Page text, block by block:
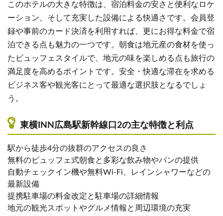
このホテルの大きな特徴は、宿泊料金の安さと便利なロケ
ーション、そして充実した設備による快適さです。会員登
録や事前のカード決済を利用すれば、更にお得な料金で宿
泊できる点も魅力の一つです。朝食は地元産の食材を使っ
たビュッフェスタイルで、地元の味を楽しめる点も旅行の
満足度を高めるポイントです。安全・快適な滞在を求める
ビジネス客や観光客にとって最適な選択肢となるでしょ
う。
東横INN広島駅新幹線口2の主な特徴と利点
駅から徒歩4分の抜群のアクセスの良さ
無料のビュッフェ式朝食と多彩な飲み物やパンの提供
自動チェックイン機や無料Wi-Fi、レインシャワーなどの
最新設備
提携駐車場の料金改定と駐車場の詳細情報
地元の観光スポットやグルメ情報と周辺環境の充実